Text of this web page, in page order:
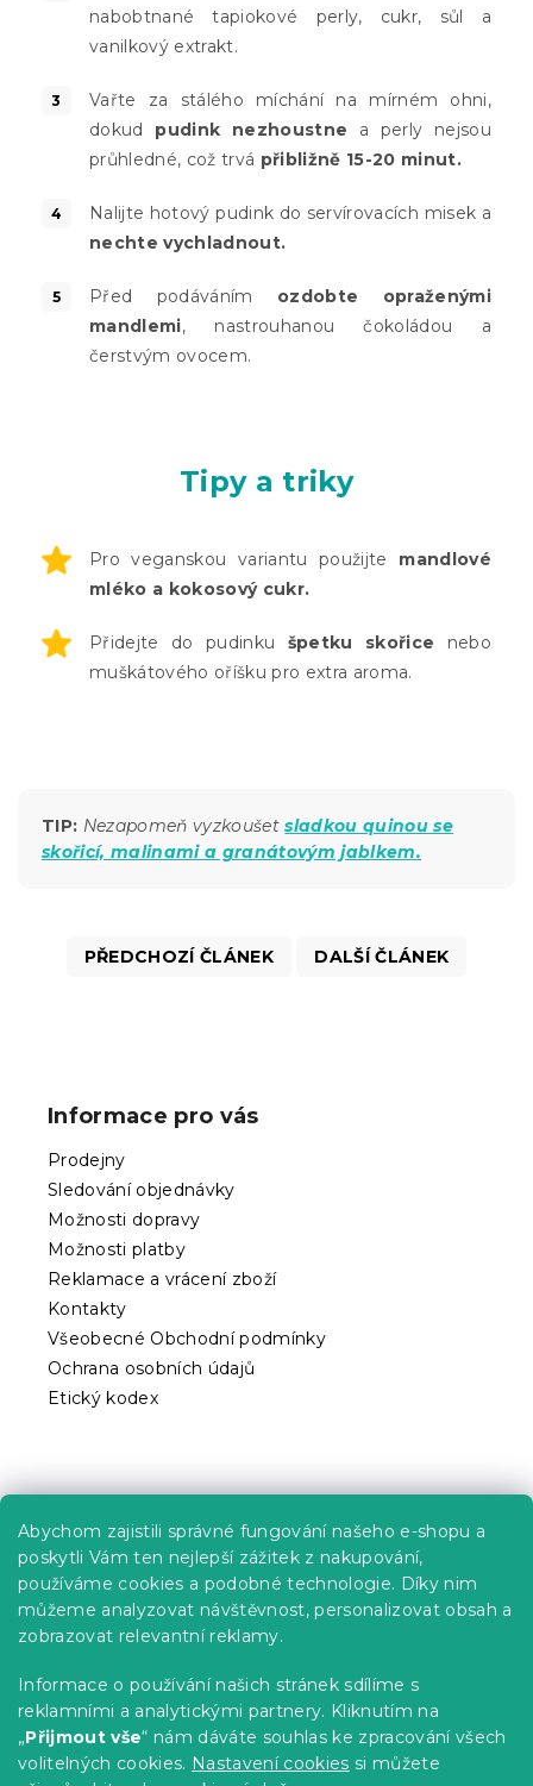
Abychom zajistili správné fungování našeho e-shopu a
poskytli Vám ten nejlepší zážitek z nakupování,
používáme cookies a podobné technologie. Díky nim
můžeme analyzovat návštěvnost, personalizovat obsah a
zobrazovat relevantní reklamy.
Informace o používání našich stránek sdílíme s
reklamními a analytickými partnery. Kliknutím na
„Přijmout vše“ nám dáváte souhlas ke zpracování všech
volitelných cookies. Nastavení cookies si můžete
nabobtnané tapiokové perly, cukr, sůl a
vanilkový extrakt.
Vařte za stálého míchání na mírném ohni,
dokud pudink nezhoustne a perly nejsou
průhledné, což trvá přibližně 15-20 minut.
Nalijte hotový pudink do servírovacích misek a
nechte vychladnout.
Před podáváním ozdobte opraženými
mandlemi, nastrouhanou čokoládou a
čerstvým ovocem.
Tipy a triky
Pro veganskou variantu použijte mandlové
mléko a kokosový cukr.
Přidejte do pudinku špetku skořice nebo
muškátového oříšku pro extra aroma.
TIP: Nezapomeň vyzkoušetsladkou quinou se
skořicí, malinami a granátovým jablkem.
PŘEDCHOZÍ ČLÁNEK DALŠÍ ČLÁNEK
Informace pro vás
Prodejny
Sledování objednávky
Možnosti dopravy
Možnosti platby
Reklamace a vrácení zboží
Kontakty
Všeobecné Obchodní podmínky
Ochrana osobních údajů
Etický kodex
Kariéra
Poptávky a B2B spolupráce
Proč se u nás registrovat?
Věrnostní program - Sleva až 10 %
Návody
Tabulky velikostí